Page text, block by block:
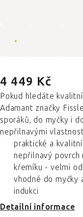
4 449 Kč
Pokud hledáte
Adamant značky
sporáků, do myčky i
nepřilnavými
praktické a
nepřilnavý povrch
křemíku - velmi
vhodné do myčky
indukci
Detailní informace